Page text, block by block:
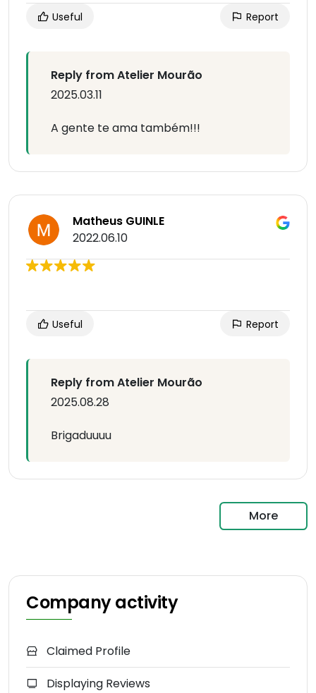
Useful Report
Reply from Atelier Mourão
2025.03.11
A gente te ama também!!!
Matheus GUINLE
2022.06.10
Useful Report
Reply from Atelier Mourão
2025.08.28
Brigaduuuu
More
Company activity
Claimed Profile
Displaying Reviews